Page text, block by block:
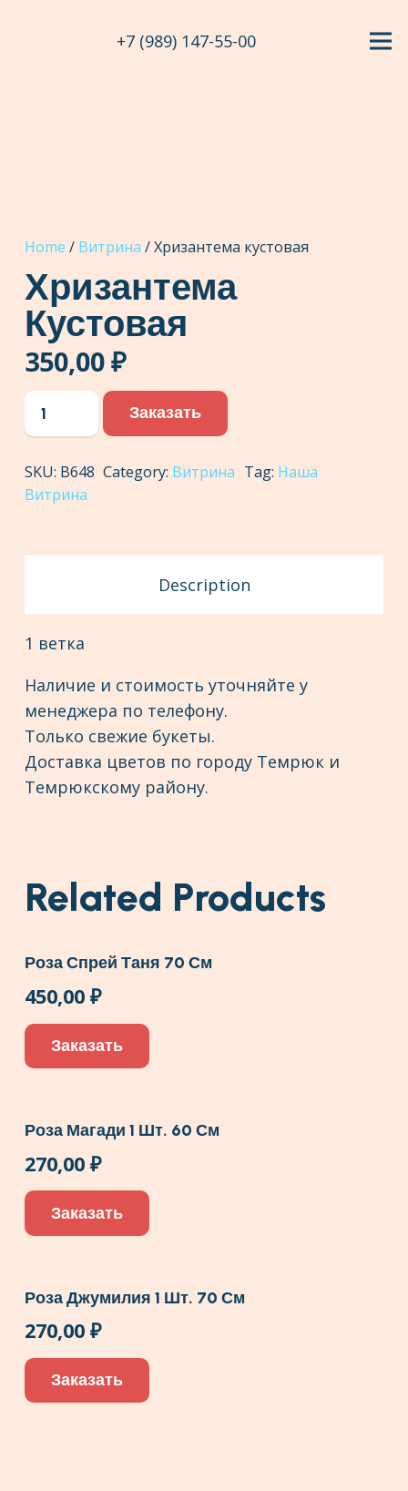
+7 (989) 147-55-00
Home / Витрина / Хризантема кустовая
Хризантема
Кустовая
350,00₽
Хризантема
кустовая
Заказать
SKU: В648 Category: Витрина Tag: Наша
Витрина
Description
1 ветка
Наличие и стоимость уточняйте у
менеджера по телефону.
Только свежие букеты.
Доставка цветов по городу Темрюк и
Темрюкскому району.
Related Products
Роза Спрей Таня 70 См
450,00 ₽
Заказать
Роза Магади 1 Шт. 60 См
270,00 ₽
Заказать
Роза Джумилия 1 Шт. 70 См
270,00 ₽
Заказать